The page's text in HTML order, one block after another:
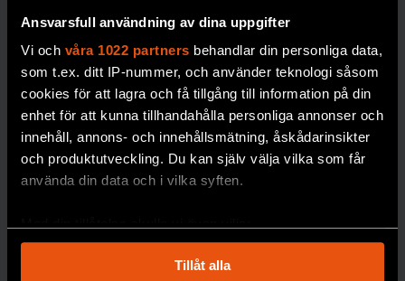
Ansvarsfull användning av dina uppgifter
Vi och våra 1022 partners behandlar din personliga data,
som t.ex. ditt IP-nummer, och använder teknologi såsom
cookies för att lagra och få tillgång till information på din
enhet för att kunna tillhandahålla personliga annonser och
innehåll, annons- och innehållsmätning, åskådarinsikter
och produktutveckling. Du kan själv välja vilka som får
använda din data och i vilka syften.
som kan ha en noggrannhet på upp till flera meter
Tillåt alla
veckor. Avelsstudier visade att mutationen
var dödlig hos hanmöss, medan honmöss
var opåverkade. Därför drog de slutsatsen
att mutationen som orsakade den
autoimmuna sjukdomen satt på X-
kromosomen.
gick vidare
DIABETE
S
Robert: